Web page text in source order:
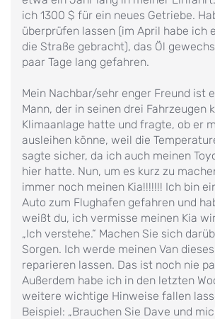
ich 1300 $ für ein neues Getriebe.
überprüfen lassen (im April habe ich
die Straße gebracht), das Öl
paar Tage lang gefahren.
Mein Nachbar/sehr enger Freund ist
Mann, der in seinen drei Fahrzeugen
Klimaanlage hatte und fragte, ob er
ausleihen könne, weil die
sagte sicher, da ich auch meinen
hier hatte. Nun, um es kurz zu
immer noch meinen Kia!!!!!!! Ich bin
Auto zum Flughafen gefahren und
weißt du, ich vermisse meinen Kia
„Ich verstehe.“ Machen Sie sich
Sorgen. Ich werde meinen Van
reparieren lassen. Das ist noch nie
Außerdem habe ich in den letzten
weitere wichtige Hinweise fallen
Beispiel: „Brauchen Sie Dave und